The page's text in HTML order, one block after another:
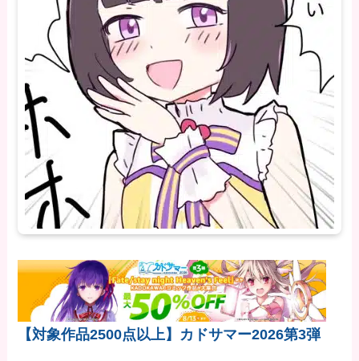
【対象作品2500点以上】カドサマー2026第3弾